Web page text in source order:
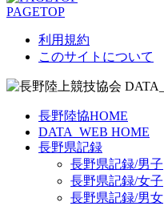
PAGETOP
利用規約
このサイトについて
長野陸協HOME
DATA_WEB HOME
長野県記録
長野県記録/男子
長野県記録/女子
長野県記録/男女